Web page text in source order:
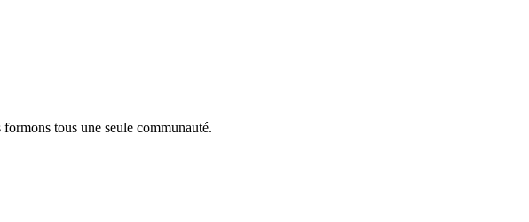
tous une seule communauté.